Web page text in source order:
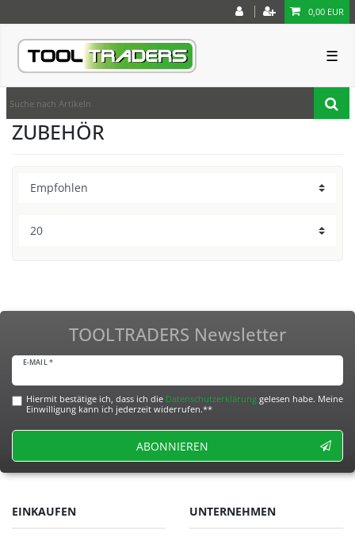
0,00 EUR
☰
ZUBEHÖR
TOOLTRADERS Newsletter
E-MAIL *
Hiermit bestätige ich, dass ich die Daten­schutz­erklärunggelesen habe. Meine
Einwilligung kann ich jederzeit widerrufen.**
ABONNIEREN
EINKAUFEN UNTERNEHMEN